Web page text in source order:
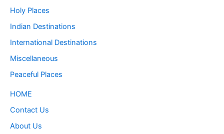
Holy Places
Indian Destinations
International Destinations
Miscellaneous
Peaceful Places
HOME
Contact Us
About Us